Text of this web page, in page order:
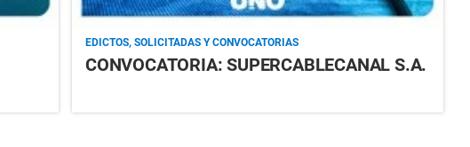
EDICTOS, SOLICITADAS Y CONVOCATORIAS
CONVOCATORIA: SUPERCABLECANAL S.A.